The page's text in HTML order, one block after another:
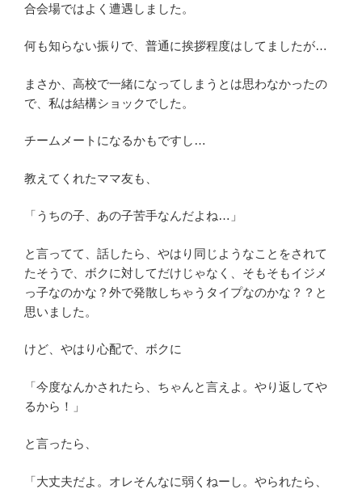
合会場ではよく遭遇しました。
何も知らない振りで、普通に挨拶程度はしてましたが…
まさか、高校で一緒になってしまうとは思わなかったの
で、私は結構ショックでした。
チームメートになるかもですし…
教えてくれたママ友も、
「うちの子、あの子苦手なんだよね…」
と言ってて、話したら、やはり同じようなことをされて
たそうで、ボクに対してだけじゃなく、そもそもイジメ
っ子なのかな？外で発散しちゃうタイプなのかな？？と
思いました。
けど、やはり心配で、ボクに
「今度なんかされたら、ちゃんと言えよ。やり返してや
るから！」
と言ったら、
「大丈夫だよ。オレそんなに弱くねーし。やられたら、